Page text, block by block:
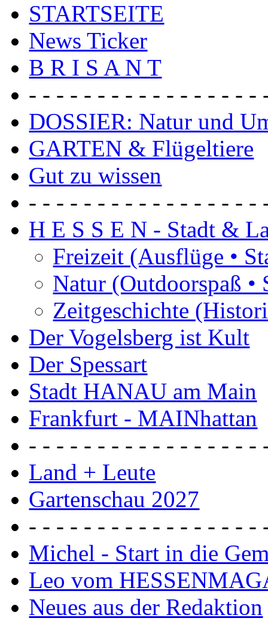
STARTSEITE
News Ticker
B R I S A N T
- - - - - - - - - - - - - - - - -
DOSSIER: Natur und
GARTEN & Flügeltiere
Gut zu wissen
- - - - - - - - - - - - - - - - -
H E S S E N - Stadt &
Freizeit (Ausflüge •
Natur (Outdoorspaß •
Zeitgeschichte
Der Vogelsberg ist Kult
Der Spessart
Stadt HANAU am Main
Frankfurt - MAINhattan
- - - - - - - - - - - - - - - - -
Land + Leute
Gartenschau 2027
- - - - - - - - - - - - - - - - -
Michel - Start in die
Leo vom
Neues aus der Redaktion